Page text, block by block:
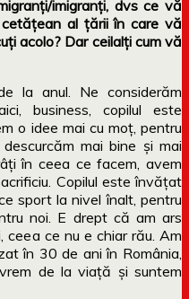
imigranți, dvs ce vă
al țării în care vă
acolo? Dar ceilalți cum vă
la anul. Ne considerăm
business, copilul este
o idee mai cu moț, pentru
mai bine și mai
în ceea ce facem, avem
Copilul este învățat
sport la nivel înalt, pentru
noi. E drept că am ars
ce nu e chiar rău. Am
în 30 de ani în România,
de la viață și suntem